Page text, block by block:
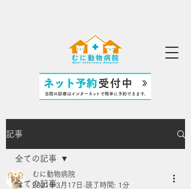
記事
全ての記事
全ての記事
むに動物病院
2021年3月17日 読了時間: 1分